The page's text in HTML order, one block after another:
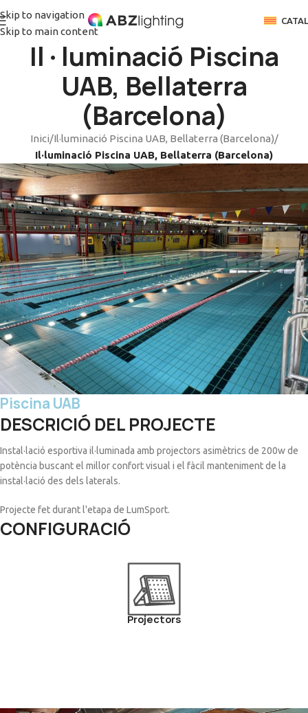
Skip to navigation
Skip to main content
Il·luminació Piscina
UAB, Bellaterra
(Barcelona)
Inici/Il·luminació Piscina UAB, Bellaterra (Barcelona)/
Il·luminació Piscina UAB, Bellaterra (Barcelona)
Piscina UAB
DESCRICIÓ DEL PROJECTE
Instal·lació esportiva il·luminada amb projectors asimètrics de 200w de
potència buscant el millor confort visual i el fàcil manteniment de la
instal·lació des dels laterals.
Projecte fet durant l'etapa de LumSport.
CONFIGURACIÓ
Projectors